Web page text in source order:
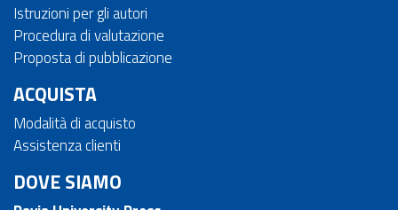
Istruzioni per gli autori
Procedura di valutazione
Proposta di pubblicazione
ACQUISTA
Modalità di acquisto
Assistenza clienti
DOVE SIAMO